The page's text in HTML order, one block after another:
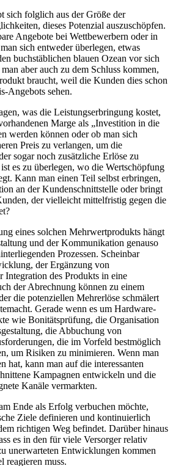
sich folglich aus der Größe der
dieses Potenzial auszuschöpfen.
Angebote bei Wettbewerbern oder in
sich entweder überlegen, etwas
buchstäblichen blauen Ozean vor sich
aber auch zu dem Schluss kommen,
braucht, weil die Kunden dies schon
Angebots sehen.
was die Leistungserbringung kostet,
Marge als „Investition in die
werden können oder ob man sich
Preis zu verlangen, um die
sogar noch zusätzliche Erlöse zu
es zu überlegen, wo die Wertschöpfung
Kann man einen Teil selbst erbringen,
an der Kundenschnittstelle oder bringt
der vielleicht mittelfristig gegen die
eines solchen Mehrwertprodukts hängt
und der Kommunikation genauso
Prozessen. Scheinbar
der Ergänzung von
Integration des Produkts in eine
der Abrechnung können zu einem
die potenziellen Mehrerlöse schmälert
Gerade wenn es um Hardware-
wie Bonitätsprüfung, die Organisation
die Abbuchung von
die im Vorfeld bestmöglich
um Risiken zu minimieren. Wenn man
hat, kann man auf die interessanten
Kampagnen entwickeln und die
Kanäle vermarkten.
Ende als Erfolg verbuchen möchte,
Ziele definieren und kontinuierlich
richtigen Weg befindet. Darüber hinaus
es in den für viele Versorger relativ
unerwarteten Entwicklungen kommen
reagieren muss.